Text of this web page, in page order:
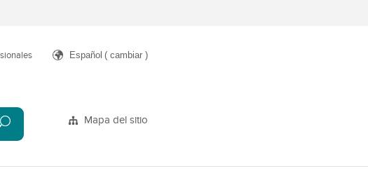
Español ( cambiar )
Buscar
Mapa del sitio